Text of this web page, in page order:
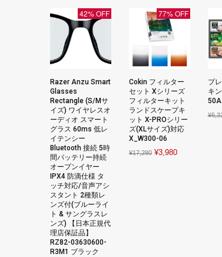
42% OFF
Razer Anzu Smart
Glasses
Rectangle (S/Mサ
イズ) ワイヤレスオ
ーディオ スマート
グラス 60ms 低レ
イテンシー
Bluetooth 接続 5時
間バッテリー持続
オープンイヤー
IPX4 防滴仕様 タ
ッチ対応/音声アシ
スタント 2種類レ
ンズ付(ブルーライ
ト & サングラスレ
ンズ) 【日本正規代
理店保証品】
RZ82-03630600-
R3M1 ブラック
77% OFF
Cokin フィルター
セット Xシリーズ
フィルターキット
ランドスケープキ
ット X-PROシリー
ズ(XLサイズ)対応
X_W300-06
¥17,280 Original
¥3,980Current
プ
キ
50A
¥